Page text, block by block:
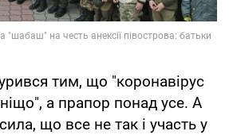
тим, що "коронавірус
а прапор понад усе. А
що все не так і участь у